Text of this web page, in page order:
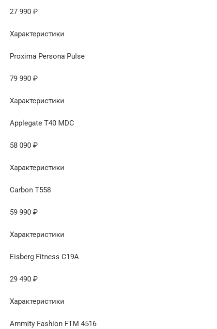
27 990 ₽
Характеристики
Proxima Persona Pulse
79 990 ₽
Характеристики
Applegate T40 MDC
58 090 ₽
Характеристики
Carbon T558
59 990 ₽
Характеристики
Eisberg Fitness C19A
29 490 ₽
Характеристики
Ammity Fashion FTM 4516